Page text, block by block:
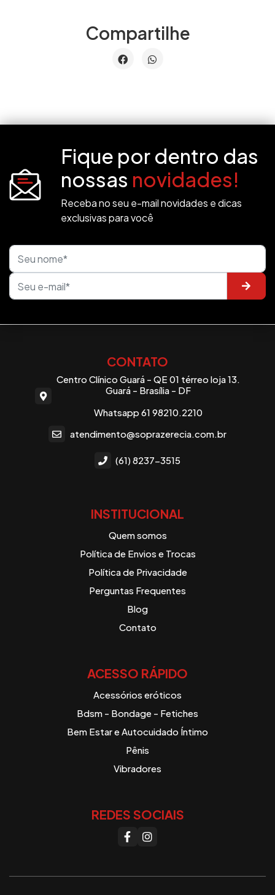
Compartilhe
Fique por dentro das
nossas novidades!
Receba no seu e-mail novidades e dicas
exclusivas para você
CONTATO
Centro Clínico Guará - QE 01 térreo loja 13.
Guará - Brasília - DF
Whatsapp 61 98210.2210
atendimento@soprazerecia.com.br
(61) 8237-3515
INSTITUCIONAL
Quem somos
Política de Envios e Trocas
Política de Privacidade
Perguntas Frequentes
Blog
Contato
ACESSO RÁPIDO
Acessórios eróticos
Bdsm - Bondage - Fetiches
Bem Estar e Autocuidado Íntimo
Pênis
Vibradores
REDES SOCIAIS